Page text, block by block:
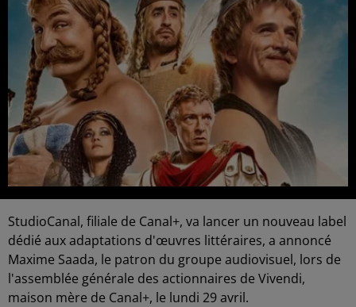
StudioCanal, filiale de Canal+, va lancer un nouveau label
dédié aux adaptations d'œuvres littéraires, a annoncé
Maxime Saada, le patron du groupe audiovisuel, lors de
l'assemblée générale des actionnaires de Vivendi,
maison mère de Canal+, le lundi 29 avril.